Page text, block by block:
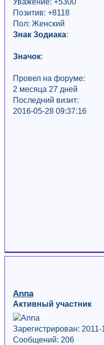
Уважение: +5300
Позитив: +8118
Пол: Женский
Знак Зодиака:
Значок:
Провел на форуме:
2 месяца 27 дней
Последний визит:
2016-05-28 09:37:16
Anna
Активный участник
Зарегистрирован: 2011-
Сообщений: 206